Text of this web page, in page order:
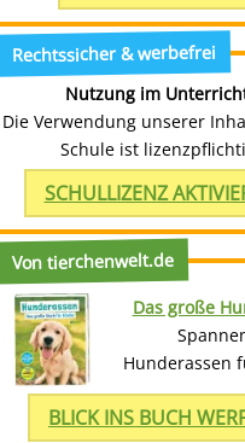
Rechtssicher & werbefrei
Nutzung im
Die Verwendung unserer
Schule ist
SCHULLIZENZ
Von tierchenwelt.de
Das große
Hunderassen
BLICK INS BUCH